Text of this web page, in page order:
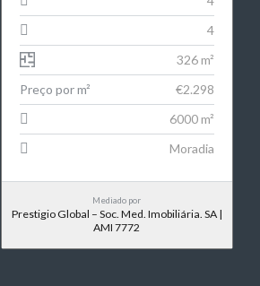
4
326 m²
Preço por m²
€2.298
6000 m²
Moradia
Mediado por
Prestigio Global – Soc. Med. Imobiliária. SA |
AMI 7772